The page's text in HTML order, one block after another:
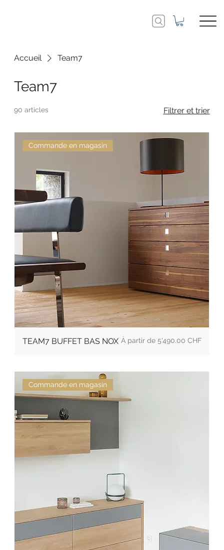
Accueil Team7
Team7
90 articles Filtrer et trier
Commande en magasin
TEAM7 BUFFET BAS NOX Prix 5'490.00 CHF
Commande en magasin